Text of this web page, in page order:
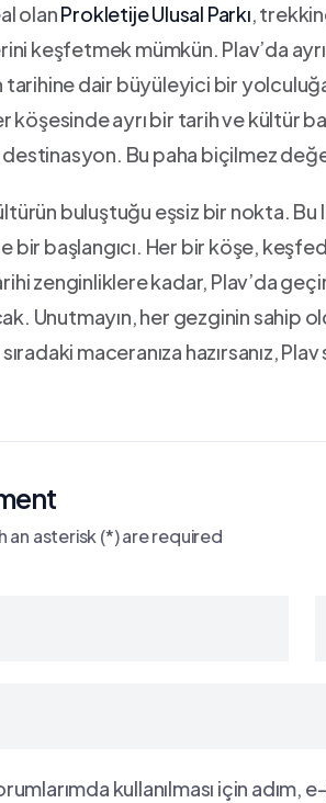
olanProkletije Ulusal Parkı,
keşfetmek mümkün. ⁣Plav’da
⁤dair büyüleyici bir
köşesinde‌ ayrı bir tarih ve kültür
destinasyon. Bu paha biçilmez
buluştuğu eşsiz ​bir‍ nokta.
bir başlangıcı. Her bir köşe,​
zenginliklere kadar, Plav’da
Unutmayın, her gezginin sahip
maceranıza hazırsanız,
an asterisk (*) are required
kullanılması için